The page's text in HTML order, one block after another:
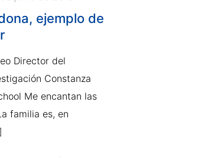
ejemplo de
Director del
Constanza
Me encantan las
familia es, en